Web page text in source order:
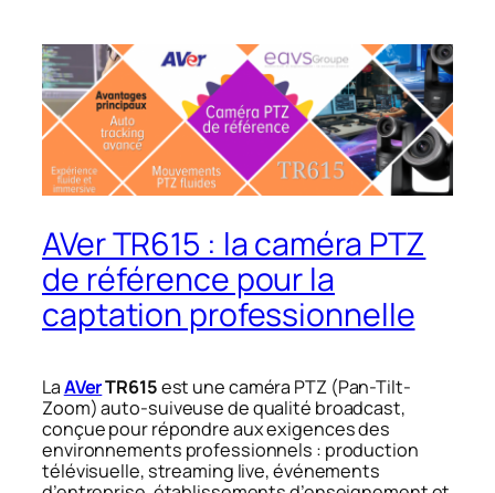
AVer TR615 : la caméra PTZ
de référence pour la
captation professionnelle
LaAVerTR615est une caméra PTZ (Pan-Tilt-
Zoom) auto‑suiveuse de qualité broadcast,
conçue pour répondre aux exigences des
environnements professionnels : production
télévisuelle, streaming live, événements